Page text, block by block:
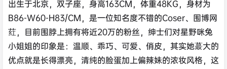
出生于北京，双子座，身高163CM，体重48KG，身材为
B86-W60-H83/CM，是一位知名度不错的Coser、围博网
荭，目前围脖上拥有将近20万的粉丝，绅士们对星野咪兔
小姐姐的印象是：温顺、乖巧、可爱、俏皮，其实她蕞大的
优点就是长得漂亮，清纯的脸蛋加上偏辣妹的浓妆风格，这